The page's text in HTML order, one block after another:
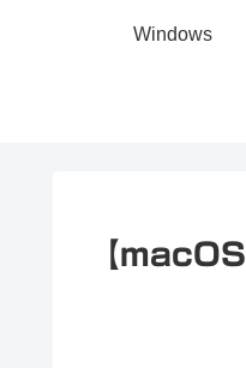
Windows
【